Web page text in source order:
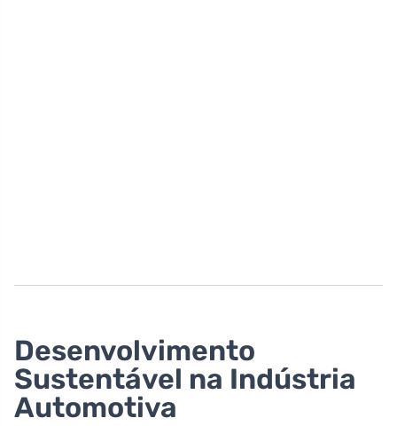
Desenvolvimento
Sustentável na Indústria
Automotiva